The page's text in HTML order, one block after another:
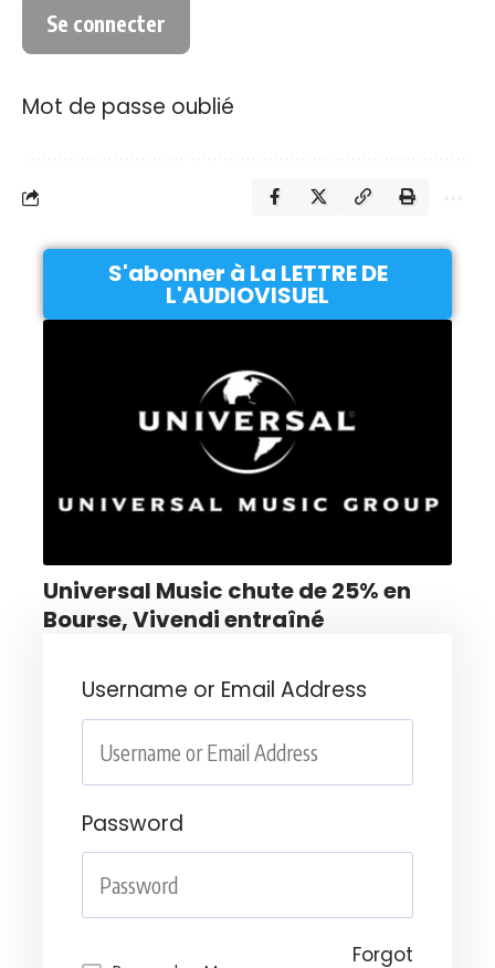
Mot de passe oublié
S'abonner à La LETTRE DE
L'AUDIOVISUEL
Universal Music chute de 25% en
Bourse, Vivendi entraîné
Username or Email Address
Password
Forgot